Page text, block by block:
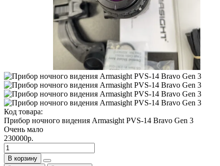
Код товара:
Прибор ночного видения Armasight PVS-14 Bravo Gen 3
Очень мало
230000р.
В корзину